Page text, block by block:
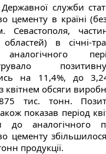
служби
цементу в країні
областей) в січні-
аналогічного
на 11,4%, до
квітнем обсяги
тис. тонн.
показав період
до аналогічного
цементу
продукції.